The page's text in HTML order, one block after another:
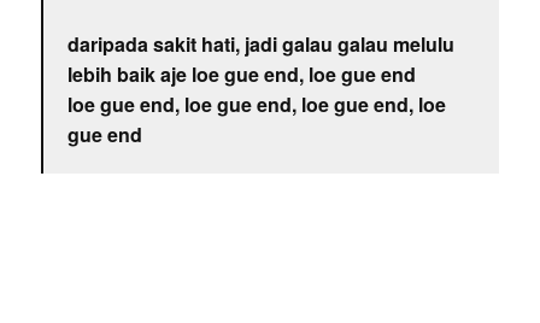
daripada sakit hati, jadi galau galau melulu
lebih baik aje loe gue end, loe gue end
loe gue end, loe gue end, loe gue end, loe
gue end